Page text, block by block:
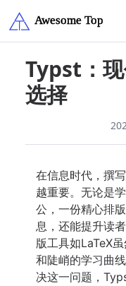
Typst：
选择
在信息时代，撰
越重要。无论是
公，一份精心排
息，还能提升读
版工具如LaTeX
和陡峭的学习曲
决这一问题，